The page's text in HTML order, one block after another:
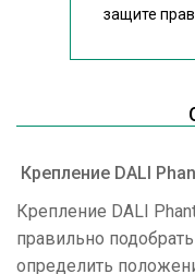
защите
Крепление DALI
Крепление DALI
правильно
определить